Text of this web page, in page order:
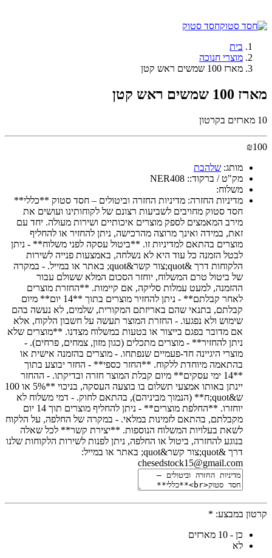
חסד סטוק
בית
מוצרי חנוכה
מארז 100 שמשים ראש קטן
מארז 100 שמשים ראש קטן
10 מארזים בקרטון
₪100
מותג: שלהבת
מק"ט / ברקוד:: NER408
משלוח:
מדיניות החזרה: מדיניות החזרה וביטולים – חסד סטוק **כללי**
חסד סטוק מחויבים לשביעות רצונם של לקוחותינו ועושים את
מירב המאמצים לספק מוצרים איכותיים ושירות מעולה. יחד עם
זאת, במידה ואינך מרוצה מהרכישה, ניתן להחזיר או להחליף
מוצרים בהתאם למדיניות זו. **ביטול עסקה לפני משלוח** - ניתן
לבטל הזמנה כל עוד היא לא נשלחה, באמצעות פנייה לשירות
הלקוחות דרך &quot;צור קשר&quot; באתר או במייל. - במקרה
של ביטול טרם המשלוח, יוחזר הסכום המלא ששולם עבור
ההזמנה, למעט עמלות סליקה, אם קיימות. **החזרת מוצרים
לאחר קבלתם** - ניתן להחזיר מוצרים בתוך **14 יום** מיום
קבלתם, בתנאי שהם באריזתם המקורית, שלמים, לא נעשה בהם
שימוש ולא נפגעו. - החזרת המוצר תעשה על חשבון הלקוח, אלא
אם מדובר בפגם בייצור או בטעות במשלוח מצדנו. **מוצרים שלא
ניתן להחזיר** - מוצרים מתכלים (כגון מזון, צמחים, פרחים). -
מוצרי היגיינה חד-פעמיים שנפתחו. - מוצרים בהזמנה אישית או
בהתאמה מיוחדת ללקוח. **החזר כספי** - החזר יבוצע בתוך
**14 ימי עסקים** מיום קבלת המוצר חזרה ובדיקתו. - ההחזר
יינתן באותו אמצעי תשלום בו בוצעה העסקה, בניכוי **5% או 100
ש&quot;ח** (הנמוך מביניהם), בהתאם לחוק. - דמי משלוח לא
יוחזרו. **החלפת מוצרים** - ניתן להחליף מוצרים תוך 14 יום
מקבלתם, בהתאם לזמינות במלאי. - במקרה של החלפה, על הלקוח
לשאת בעלויות המשלוח הנוספות. **יצירת קשר** לכל שאלה
בנוגע להחזרה, ביטול או החלפה, ניתן לפנות לשירות הלקוחות שלנו
דרך &quot;צור קשר&quot; באתר או במייל:
chesedstock15@gmail.com
קרטון במבצע: *
כן - 10 מארזים
לא